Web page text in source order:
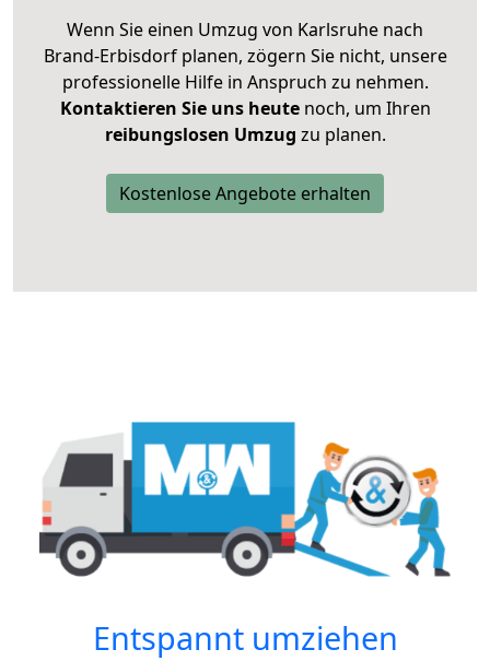
Wenn Sie einen Umzug von Karlsruhe nach
Brand-Erbisdorf planen, zögern Sie nicht, unsere
professionelle Hilfe in Anspruch zu nehmen.
Kontaktieren Sie uns heutenoch, um Ihren
reibungslosen Umzug zu planen.
Kostenlose Angebote erhalten
Entspannt umziehen